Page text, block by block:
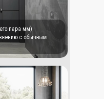
пара мм)
с обычным